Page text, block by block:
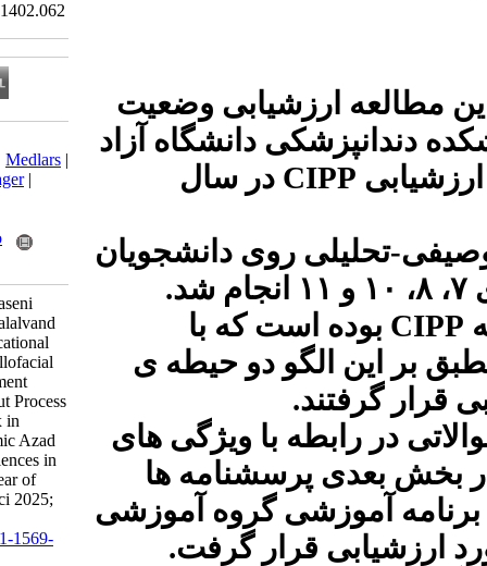
وضعیت
دانشگاه آزاد
در سال
دانشجویان
انجام شد .
که با
دو حیطه ی
با ویژگی های
ها
گروه آموزشی
گرفت.
IR.IAU.DENTAL.REC.1402.062
Download citation:
BibTeX | EndNote Medlars
ProCite
Reference Manager|
Sheidaee ashtiani B, mahaseni
aghdam H, Lasemi E, Shalalvand
M. Evaluation of the educational
program of the oral, maxillofacial
and facial surgery department
based on the Context Input Process
and Product (CIPP) index in
Faculty of Dentistry Islamic Azad
University of Medical Sciences in
Tehran in the academic year of
2023-2024. J Res Dent Sci 2025;
22 (2) :125-140
URL:http://jrds.ir/article-1-1569-